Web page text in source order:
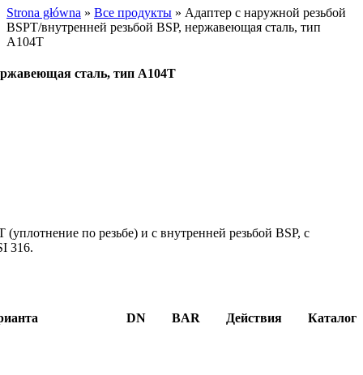
Strona główna » Все продукты » Адаптер с наружной резьбой
BSPT/внутренней резьбой BSP, нержавеющая сталь, тип
A104T
сталь, тип A104T
по резьбе) и с внутренней резьбой BSP, с
316.
DN BAR Действия Каталог